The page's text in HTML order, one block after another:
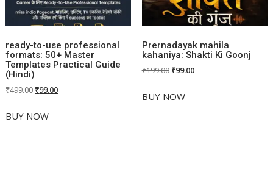
ready-to-use professional
formats: 50+ Master
Templates Practical Guide
(Hindi)
₹499.00Original
was:
₹99.00Current
BUY NOW
Prernadayak mahila
kahaniya: Shakti Ki Goonj
₹199.00 Original
was:
₹99.00Current
BUY NOW